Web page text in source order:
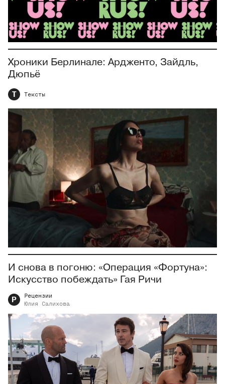
Хроники Берлинале: Ардженто, Зайдль,
Дюпьё
Т Тексты
И снова в погоню: «Операция «Фортуна»:
Искусство побеждать» Гая Ричи
Р
Рецензии
Юлия
Салихова